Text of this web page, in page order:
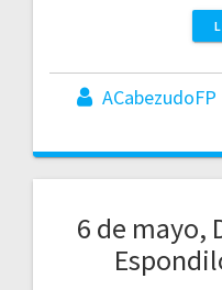
ACabezudoFP
6 de mayo,